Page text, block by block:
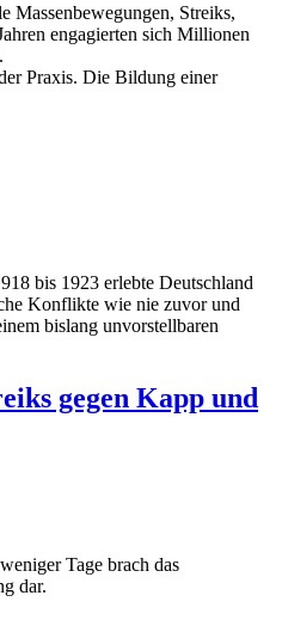
Massenbewegungen, Streiks,
engagierten sich Millionen
Praxis. Die Bildung einer
bis 1923 erlebte Deutschland
Konflikte wie nie zuvor und
bislang unvorstellbaren
gegen Kapp und
Tage brach das
dar.